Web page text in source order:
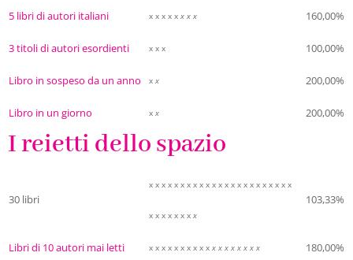
5 libri di autori italiani x x x x x x x x 160,00%
3 titoli di autori esordienti x x x 100,00%
Libro in sospeso da un anno x x 200,00%
Libro in un giorno x x 200,00%
I reietti dello spazio
30 libri
x x x x x x x x x x x x x x x x x x x x x x x
x x x x x x x x
103,33%
Libri di 10 autori mai letti x x x x x x x x x x x x x x x x x x 180,00%